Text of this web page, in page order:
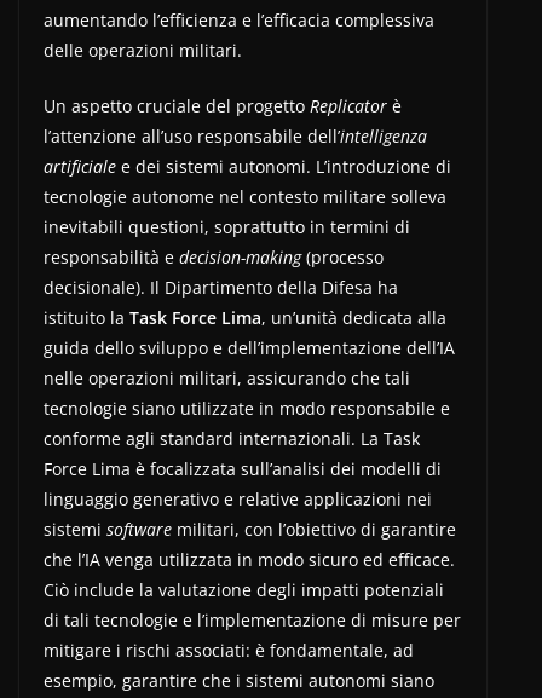
aumentando l’efficienza e l’efficacia complessiva
delle operazioni militari.
Un aspetto cruciale del progetto Replicator è
l’attenzione all’uso responsabile dell’intelligenza
artificiale e dei sistemi autonomi. L’introduzione di
tecnologie autonome nel contesto militare solleva
inevitabili questioni, soprattutto in termini di
responsabilità e decision-making(processo
decisionale). Il Dipartimento della Difesa ha
istituito la Task Force Lima, un’unità dedicata alla
guida dello sviluppo e dell’implementazione dell’IA
nelle operazioni militari, assicurando che tali
tecnologie siano utilizzate in modo responsabile e
conforme agli standard internazionali. La Task
Force Lima è focalizzata sull’analisi dei modelli di
linguaggio generativo e relative applicazioni nei
sistemi software militari, con l’obiettivo di garantire
che l’IA venga utilizzata in modo sicuro ed efficace.
Ciò include la valutazione degli impatti potenziali
di tali tecnologie e l’implementazione di misure per
mitigare i rischi associati: è fondamentale, ad
esempio, garantire che i sistemi autonomi siano